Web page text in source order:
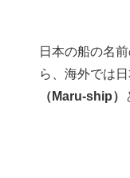
日本の船の名
ら、海外では
（Maru-ship）